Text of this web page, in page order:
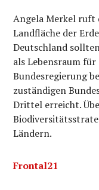
Angela Merkel ruft
Landfläche der
Deutschland
als Lebensraum
Bundesregierung
zuständigen
Drittel erreicht.
Ländern.
Frontal21